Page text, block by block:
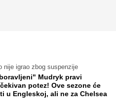
nije igrao zbog suspenzije
Mudryk pravi
potez! Ove sezone će
u Engleskoj, ali ne za Chelsea